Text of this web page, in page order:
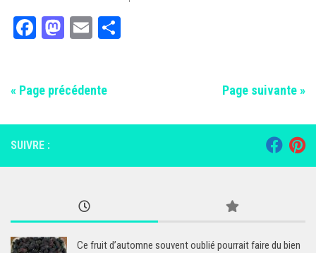
Facebook
Mastodon
Email
« Page précédente Page suivante »
SUIVRE :
Ce fruit d’automne souvent oublié pourrait faire du bien